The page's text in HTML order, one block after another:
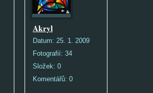
Akryl
Datum: 25. 1. 2009
Fotografií: 34
Složek: 0
Komentářů: 0